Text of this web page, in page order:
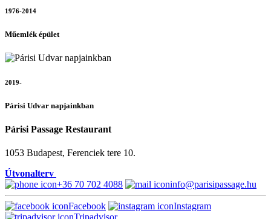
1976-2014
Műemlék épület
2019-
Párisi Udvar napjainkban
Párisi Passage Restaurant
1053 Budapest, Ferenciek tere 10.
Útvonalterv
+36 70 702 4088
info@parisipassage.hu
Facebook
Instagram